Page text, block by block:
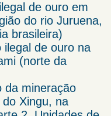
de ouro em
do rio Juruena,
brasileira)
ilegal de ouro na
(norte da
da mineração
Xingu, na